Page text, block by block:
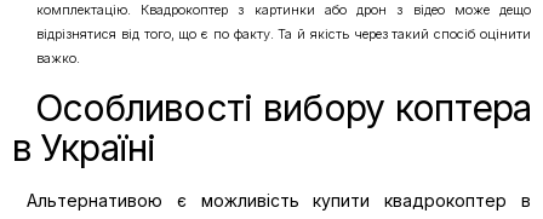
комплектацію. Квадрокоптер з картинки або дрон з відео може дещо
відрізнятися від того, що є по факту. Та й якість через такий спосіб оцінити
важко.
Особливості вибору коптера
в Україні
Альтернативою є можливість купити квадрокоптер в